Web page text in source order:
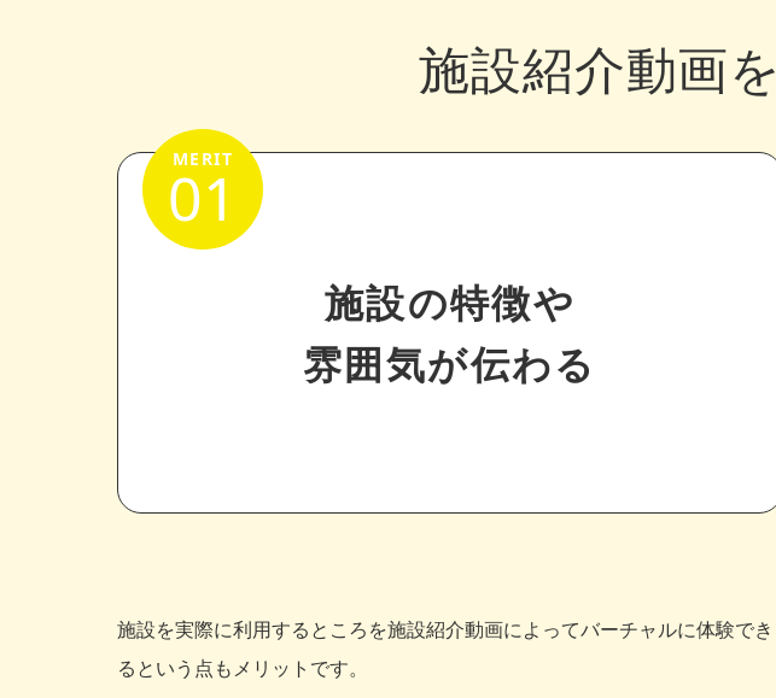
施設紹介動画を
01
施設の特徴や
雰囲気が伝わる
施設を実際に利用するところを施設紹介動画によってバーチャルに体験でき
るという点もメリットです。